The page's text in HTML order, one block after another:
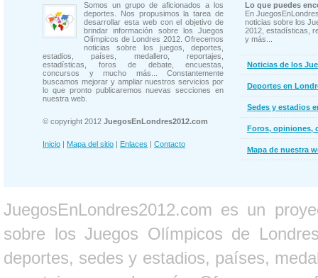
Somos un grupo de aficionados a los
deportes. Nos propusimos la tarea de
desarrollar esta web con el objetivo de
brindar información sobre los Juegos
Olímpicos de Londres 2012. Ofrecemos
noticias sobre los juegos, deportes,
estadios, países, medallero, reportajes,
estadísticas, foros de debate, encuestas,
concursos y mucho más... Constantemente
buscamos mejorar y ampliar nuestros servicios por
lo que pronto publicaremos nuevas secciones en
nuestra web.
© copyright 2012 JuegosEnLondres2012.com
Inicio | Mapa del sitio | Enlaces | Contacto
Lo que puedes
En
noticias sobre los
2012, estadísticas,
y más...
Noticias de los
Deportes en
Sedes y estadios
Foros, opiniones,
Mapa de nuestra
JuegosEnLondres2012.com es un
sobre los Juegos Olímpicos de
deportes, sedes y estadios, países,